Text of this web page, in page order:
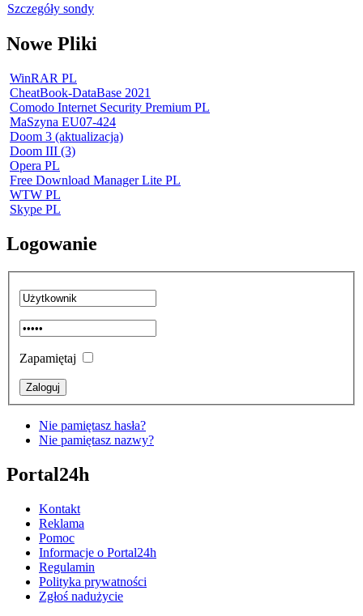
Szczegóły sondy
Nowe Pliki
WinRAR PL
CheatBook-DataBase 2021
Comodo Internet Security Premium PL
MaSzyna EU07-424
Doom 3 (aktualizacja)
Doom III (3)
Opera PL
Free Download Manager Lite PL
WTW PL
Skype PL
Logowanie
Zapamiętaj
Nie pamiętasz hasła?
Nie pamiętasz nazwy?
Portal24h
Kontakt
Reklama
Pomoc
Informacje o Portal24h
Regulamin
Polityka prywatności
Zgłoś nadużycie